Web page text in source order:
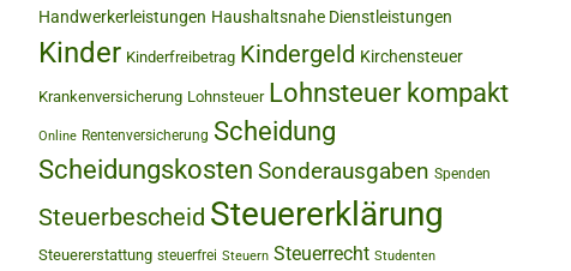
Handwerkerleistungen Haushaltsnahe Dienstleistungen
Kinder Kinderfreibetrag Kindergeld Kirchensteuer
Krankenversicherung Lohnsteuer Lohnsteuer kompakt
Online Rentenversicherung Scheidung
Scheidungskosten Sonderausgaben Spenden
Steuerbescheid Steuererklärung
Steuererstattung steuerfrei Steuern Steuerrecht Studenten